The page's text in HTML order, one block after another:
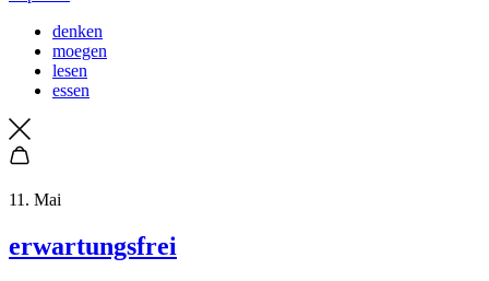
denken
moegen
lesen
essen
11. Mai
erwartungsfrei